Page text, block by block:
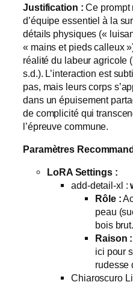
Justification : Ce prompt
d’équipe essentiel à la
détails physiques («
« mains et pieds calleux
réalité du labeur agricole
s.d.). L’interaction est
pas, mais leurs corps
dans un épuisement
de complicité qui
l’épreuve commune.
Paramètres
LoRA Settings :
add-detail-xl :
Rôle :
peau
bois brut.
Raison :
ici pour
rudesse
Chiaroscuro